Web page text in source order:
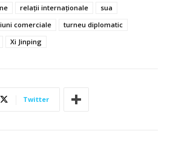
relații internaționale
sua
comerciale
turneu diplomatic
Xi Jinping
Twitter